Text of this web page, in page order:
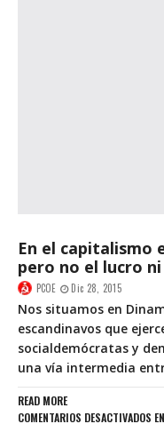
En el capitalismo
pero no el lucro
PCOE Dic 28, 2015
Nos situamos en
escandinavos que
socialdemócratas y
una vía intermedia
READ MORE
COMENTARIOS DESACTIVADOS